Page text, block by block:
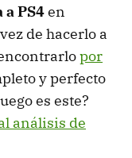
a PS4en
de hacerlo a
por
y perfecto
es este?
análisis de